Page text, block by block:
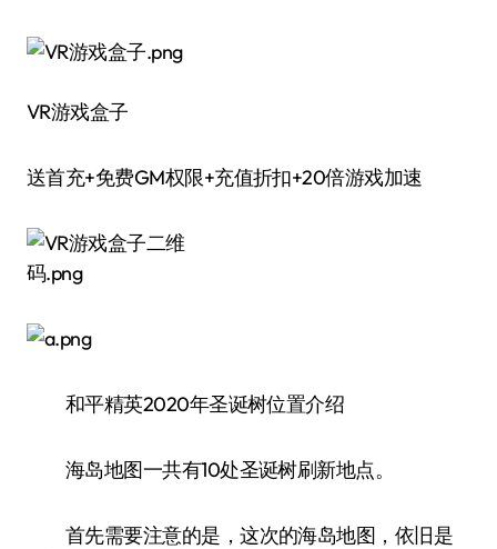
VR游戏盒子
送首充+免费GM权限+充值折扣+20倍游戏加速
和平精英2020年圣诞树位置介绍
海岛地图一共有10处圣诞树刷新地点。
首先需要注意的是，这次的海岛地图，依旧是